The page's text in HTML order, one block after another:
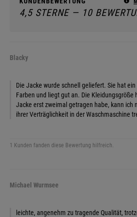
4,5 STERNE — 10
Blacky
Die Jacke wurde schnell geliefert. Sie hat
Farben und liegt gut an. Die Kleidungsgröße
Jacke erst zweimal getragen habe, kann ich
ihrer Verträglichkeit in der Waschmaschine
1 Kunden fanden diese Bewertung hilfreich.
Michael Wurmsee
leichte, angenehm zu tragende Qualität,